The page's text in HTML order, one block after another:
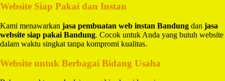
Website Siap Pakai dan Instan
Kami menawarkan jasa pembuatan web instan Bandung dan jasa
website siap pakai Bandung. Cocok untuk Anda yang butuh website
dalam waktu singkat tanpa kompromi kualitas.
Website untuk Berbagai Bidang Usaha